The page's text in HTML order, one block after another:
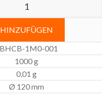
HINZUFÜGEN
BHCB-1M0-001
1000 g
0,01 g
Ø 120 mm